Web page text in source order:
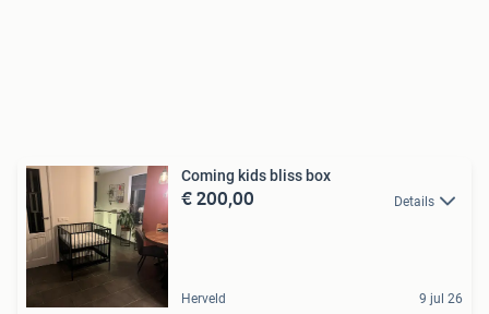
Coming kids bliss box
€ 200,00 Details
Herveld 9 jul 26